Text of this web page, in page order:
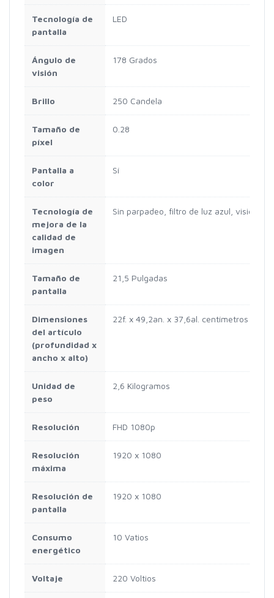
Tecnología de
pantalla
LED
Ángulo de
visión
178 Grados
Brillo 250 Candela
Tamaño de
píxel
0.28
Pantalla a
color
Sí
Tecnología de
mejora de la
calidad de
imagen
Sin parpadeo, filtro de luz azul, visión
Tamaño de
pantalla
21,5 Pulgadas
Dimensiones
del artículo
(profundidad x
ancho x alto)
22f. x 49,2an. x 37,6al. centímetros
Unidad de
peso
2,6 Kilogramos
Resolución FHD 1080p
Resolución
máxima
1920 x 1080
Resolución de
pantalla
1920 x 1080
Consumo
energético
10 Vatios
Voltaje 220 Voltios